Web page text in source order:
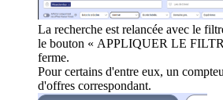
La recherche est relancée avec le
le bouton « APPLIQUER LE
ferme.
Pour certains d'entre eux, un
d'offres correspondant.